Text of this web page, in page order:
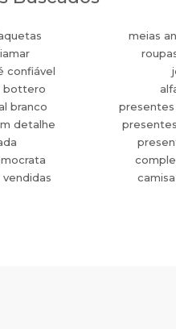
confiável
bottero
branco
detalhe
vendidas
meias
presentes